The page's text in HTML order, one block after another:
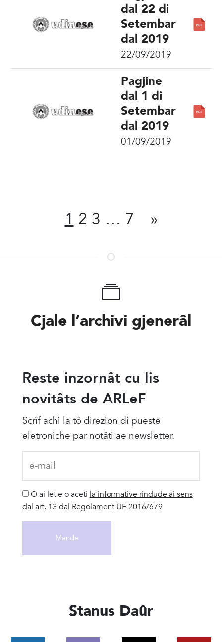
dal 22 di
Setembar
dal 2019
22/09/2019
Pagjine
dal 1 di
Setembar
dal 2019
01/09/2019
1 2 3 … 7 »
Cjale l’archivi gjenerâl
Reste inzornât cu lis
novitâts de ARLeF
Scrîf achì la tô direzion di pueste
eletroniche par notâti ae newsletter.
O ai let e o aceti la informative rindude ai sens
dal art. 13 dal Regolament UE 2016/679
Stanus Daûr